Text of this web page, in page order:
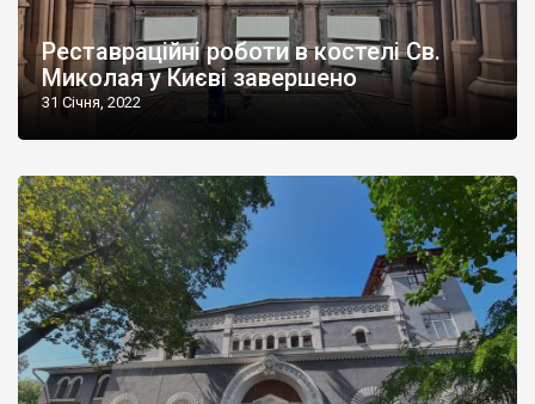
Реставраційні роботи в костелі Св.
Миколая у Києві завершено
31 Січня, 2022